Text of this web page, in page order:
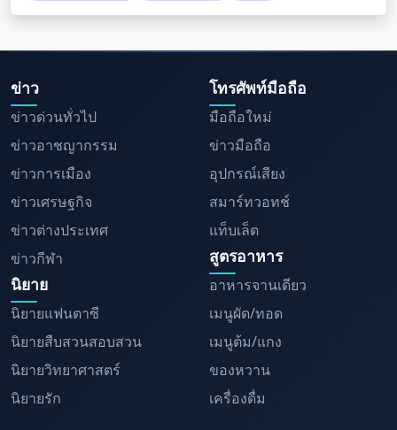
ข่าว
ข่าวด่วนทั่วไป
ข่าวอาชญากรรม
ข่าวการเมือง
ข่าวเศรษฐกิจ
ข่าวต่างประเทศ
ข่าวกีฬา
นิยาย
นิยายแฟนตาซี
นิยายสืบสวนสอบสวน
นิยายวิทยาศาสตร์
นิยายรัก
โทรศัพท์มือถือ
มือถือใหม่
ข่าวมือถือ
อุปกรณ์เสียง
สมาร์ทวอทช์
แท็บเล็ต
สูตรอาหาร
อาหารจานเดียว
เมนูผัด/ทอด
เมนูต้ม/แกง
ของหวาน
เครื่องดื่ม